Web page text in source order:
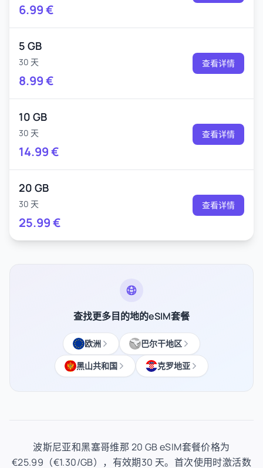
6.99€
5 GB
30 天
8.99€
查看详情
10 GB
30 天
14.99€
查看详情
20 GB
30 天
25.99€
查看详情
查找更多目的地的eSIM套餐
欧洲
巴尔干地区
黑山共和国
克罗地亚
波斯尼亚和黑塞哥维那 20 GB eSIM套餐价格为
€25.99（€1.30/GB），有效期30 天。首次使用时激活数